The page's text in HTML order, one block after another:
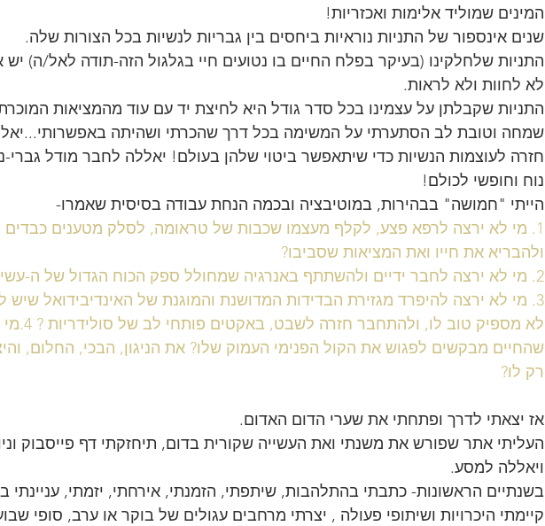
המינים שמוליד אלימות ואכזריות!
שנים אינספור של התניות נוראיות ביחסים בין גבריות לנשיות בכל הצורות שלה.
התניות שלחלקינו (בעיקר בפלח החיים בו נטועים חיי בגלגול הזה-תודה לאל/ה)
לא לחוות ולא לראות.
התניות שקבלתן על עצמינו בכל סדר גודל היא לחיצת יד עם עוד מהמציאות
שמחה וטובת לב הסתערתי על המשימה בכל דרך שהכרתי ושהיתה
חזרה לעוצמות הנשיות כדי שיתאפשר ביטוי שלהן בעולם! יאללה לחבר מודל
נוח וחופשי לכולם!
הייתי "חמושה" בבהירות, במוטיבציה ובכמה הנחת עבודה בסיסית שאמרו-
1. מי לא ירצה לרפא פצע, לקלף מעצמו שכבות של טראומה, לסלק מטענים כבדים
ולהבריא את חייו ואת המציאות שסביבו?
2. מי לא ירצה לחבר ידיים ולהשתתף באנרגיה שמחולל ספק הכוח הגדול של ה-עשייה המשותפת?
3. מי לא ירצה להיפרד מגזירת הבדידות המדושנת והמוגנת של האינדיבידואל שיש
לא מספיק טוב
שהחיים מבקשים לפגוש את הקול הפנימי העמוק שלו? את הניגון, הבכי, החלום,
רק לו?
אז יצאתי לדרך ופתחתי את שערי הדום האדום.
העליתי אתר שפורש את משנתי ואת העשייה שקורית בדום, תיחזקתי דף פייסבוק
ויאללה למסע.
בשנתיים הראשונות- כתבתי בהתלהבות, שיתפתי, הזמנתי, אירחתי, יזמתי, עניינתי
קיימתי היכרויות ושיתופי פעולה , יצרתי מרחבים עגולים של בוקר או ערב, סופי